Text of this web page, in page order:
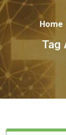
Home
Tag